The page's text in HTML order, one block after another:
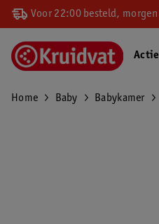
Voor 22:00 besteld,
Home Baby Babykamer